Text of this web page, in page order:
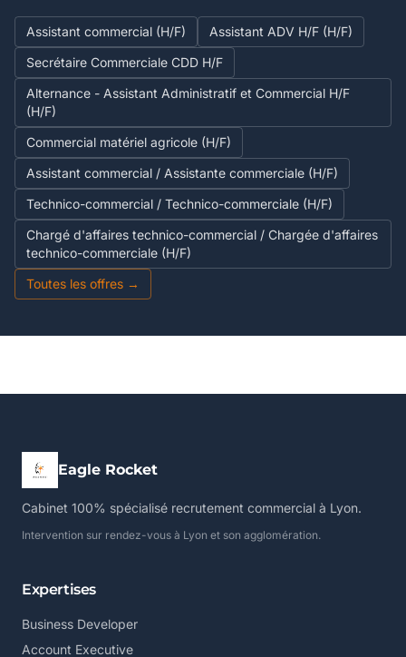
Assistant commercial (H/F)
Assistant ADV H/F (H/F)
Secrétaire Commerciale CDD H/F
Alternance - Assistant Administratif et Commercial H/F
(H/F)
Commercial matériel agricole (H/F)
Assistant commercial / Assistante commerciale (H/F)
Technico-commercial / Technico-commerciale (H/F)
Chargé d'affaires technico-commercial / Chargée d'affaires
technico-commerciale (H/F)
Toutes les offres →
Eagle Rocket
Cabinet 100% spécialisé recrutement commercial à Lyon.
Intervention sur rendez-vous à Lyon et son agglomération.
Expertises
Business Developer
Account Executive